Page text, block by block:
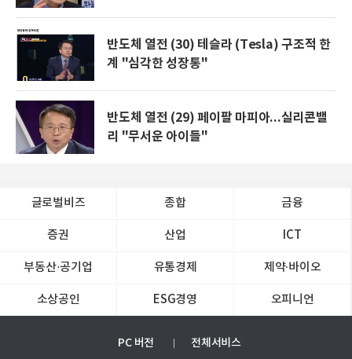
반도체 열전 (30) 테슬라 (Tesla) 구조적 한
계 "심각한 성장통"
반도체 열전 (29) 페이팔 마피아...실리콘밸
리 "무서운 아이들"
글로벌비즈 종합 금융
증권 산업 ICT
부동산·공기업 유통경제 제약∙바이오
소상공인 ESG경영 오피니언
PC 버전 전체서비스